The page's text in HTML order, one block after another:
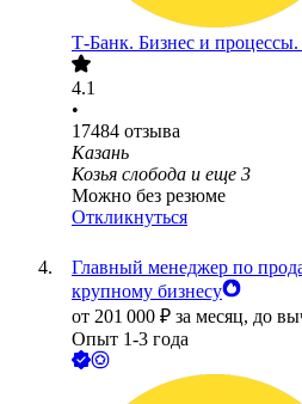
Т-Банк. Бизнес и
4.1
•
17484 отзыва
Казань
Козья слобода и еще 3
Можно без резюме
Откликнуться
Главный менеджер по
крупному бизнесу
от 201 000 ₽ за месяц, до
Опыт 1-3 года